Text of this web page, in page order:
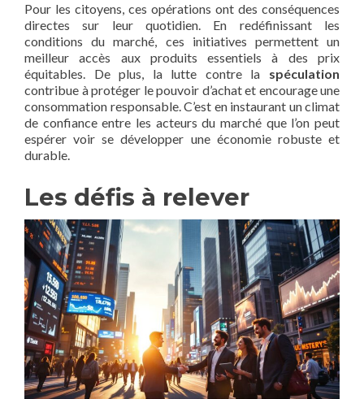
Pour les citoyens, ces opérations ont des conséquences
directes sur leur quotidien. En redéfinissant les
conditions du marché, ces initiatives permettent un
meilleur accès aux produits essentiels à des prix
équitables. De plus, la lutte contre la spéculation
contribue à protéger le pouvoir d’achat et encourage une
consommation responsable. C’est en instaurant un climat
de confiance entre les acteurs du marché que l’on peut
espérer voir se développer une économie robuste et
durable.
Les défis à relever